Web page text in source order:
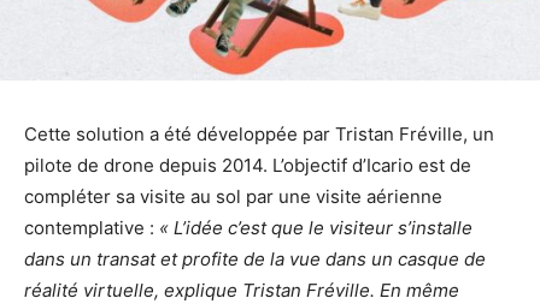
Cette solution a été développée par Tristan Fréville, un
pilote de drone depuis 2014. L’objectif d’Icario est de
compléter sa visite au sol par une visite aérienne
contemplative : « L’idée c’est que le visiteur s’installe
dans un transat et profite de la vue dans un casque de
réalité virtuelle, explique Tristan Fréville. En même